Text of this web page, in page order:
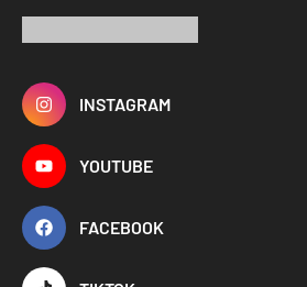
INSTAGRAM
YOUTUBE
FACEBOOK